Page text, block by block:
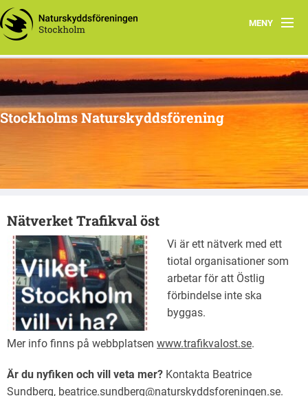
MENY
Hem
Arbetsgrupper
Naturnyttan
Om oss
Stockholms Naturskyddsförening
Nätverket Trafikval öst
Vi är ett nätverk med ett
tiotal organisationer som
arbetar för att Östlig
förbindelse inte ska
byggas.
Mer info finns på webbplatsen www.trafikvalost.se.
Är du nyfiken och vill veta mer? Kontakta Beatrice
Sundberg, beatrice.sundberg@naturskyddsforeningen.se.